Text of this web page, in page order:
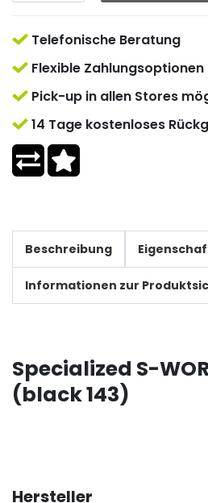
Telefonische Beratung
Flexible Zahlungsoptionen
Pick-up in allen Stores
14 Tage kostenloses
Beschreibung
Informationen zur
Specialized S-
(black 143)
Hersteller